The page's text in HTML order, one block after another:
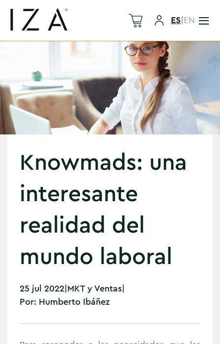
ES|EN
Knowmads: una
interesante
realidad del
mundo laboral
25 jul 2022|MKT y Ventas|
Por: Humberto Ibáñez